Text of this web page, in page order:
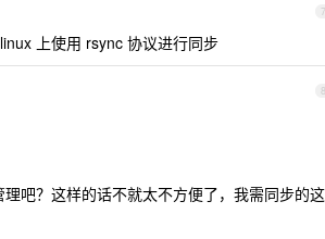
7
上使用 rsync 协议进行同步
8
吧？这样的话不就太不方便了，我需同步的这